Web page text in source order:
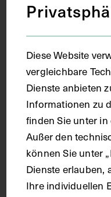
Papier
Technik
Druck
Diese Website
vergleichbare
Dienste anbieten
Informationen zu
finden Sie unter
Außer den
können Sie unter
Dienste erlauben,
Ihre individuellen